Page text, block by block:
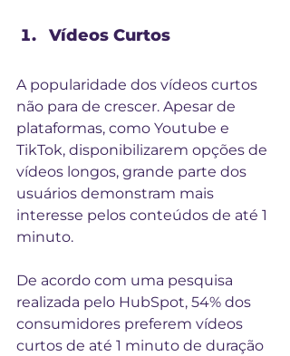
Vídeos Curtos
A popularidade dos vídeos curtos
não para de crescer. Apesar de
plataformas, como Youtube e
TikTok, disponibilizarem opções de
vídeos longos, grande parte dos
usuários demonstram mais
interesse pelos conteúdos de até 1
minuto.
De acordo com uma pesquisa
realizada pelo HubSpot, 54% dos
consumidores preferem vídeos
curtos de até 1 minuto de duração